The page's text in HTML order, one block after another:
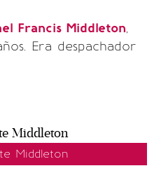
Francis Middleton,
Era despachador
Middleton